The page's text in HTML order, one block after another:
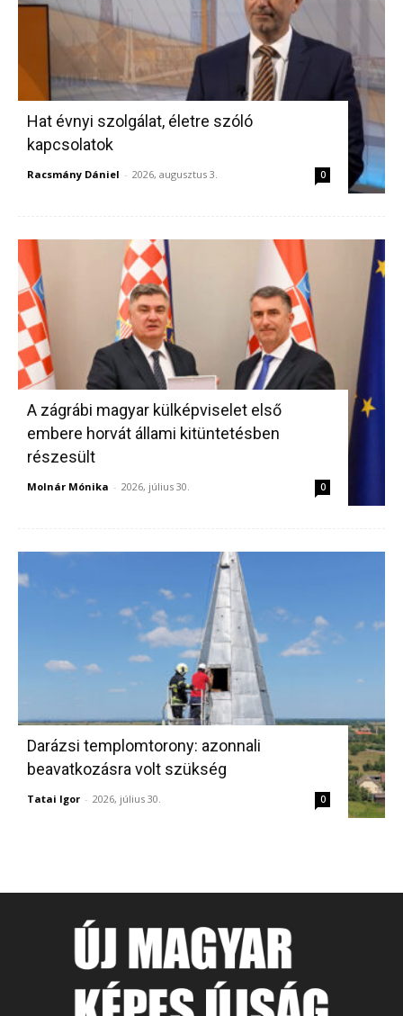
Hat évnyi szolgálat, életre szóló
kapcsolatok
Racsmány Dániel - 2026, augusztus 3. 0
A zágrábi magyar külképviselet első
embere horvát állami kitüntetésben
részesült
Molnár Mónika - 2026, július 30. 0
Darázsi templomtorony: azonnali
beavatkozásra volt szükség
Tatai Igor - 2026, július 30. 0